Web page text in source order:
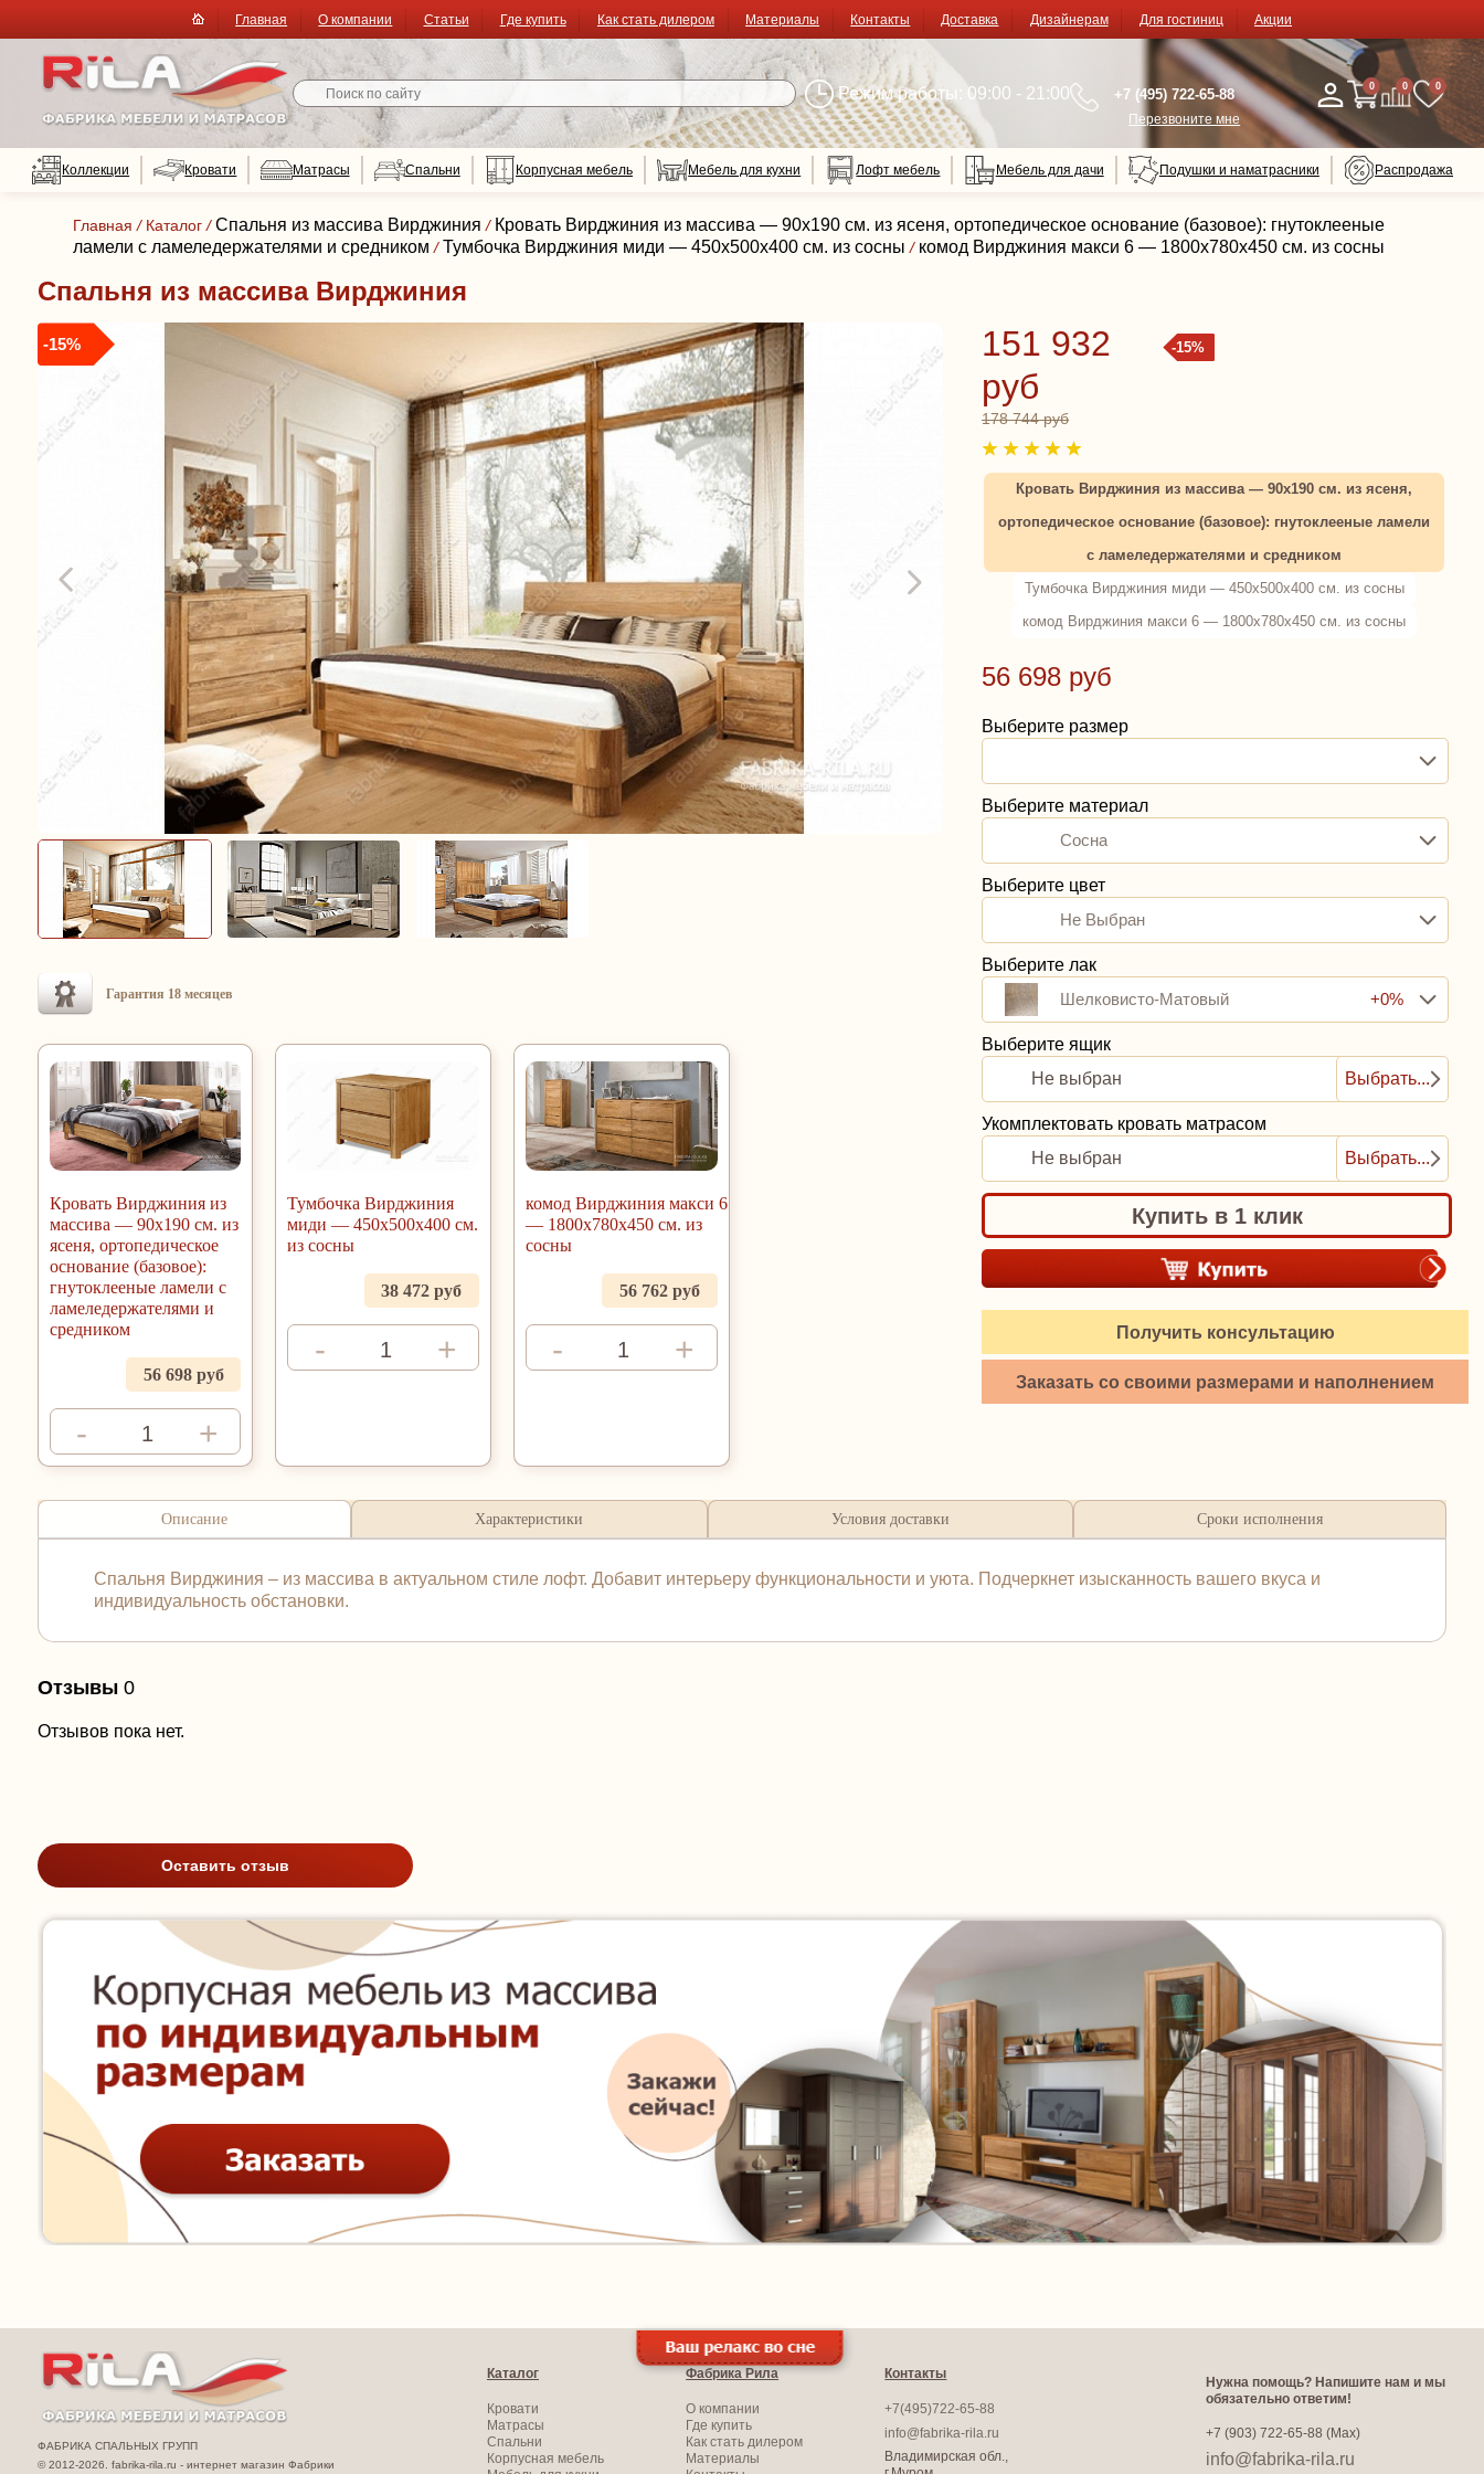
Главная О компании Статьи Где купить Как стать дилером Материалы Контакты Доставка Дизайнерам Для гостиниц Акции
Режим работы: 09:00 - 21:00 +7 (495) 722-65-88
Перезвоните мне
0 0 0
Коллекции Кровати Матрасы Спальни Корпусная мебель Мебель для кухни Лофт мебель Мебель для дачи Подушки и наматрасники Распродажа
Главная / Каталог / Спальня из массива Вирджиния / Кровать Вирджиния из массива — 90x190 см. из ясеня, ортопедическое основание (базовое): гнутоклееные
ламели с ламеледержателями и средником / Тумбочка Вирджиния миди — 450х500х400 см. из сосны / комод Вирджиния макси 6 — 1800x780x450 см. из сосны
Спальня из массива Вирджиния
-15%
Гарантия 18 месяцев
Кровать Вирджиния из
массива — 90x190 см. из
ясеня, ортопедическое
основание (базовое):
гнутоклееные ламели с
ламеледержателями и
средником
56 698 руб
- +
Тумбочка Вирджиния
миди — 450х500х400 см.
из сосны
38 472 руб
- +
комод Вирджиния макси 6
— 1800x780x450 см. из
сосны
56 762 руб
- +
-15%
151 932
руб
178 744 руб
Кровать Вирджиния из массива — 90x190 см. из ясеня,
ортопедическое основание (базовое): гнутоклееные ламели
с ламеледержателями и средником
Тумбочка Вирджиния миди — 450х500х400 см. из сосны
комод Вирджиния макси 6 — 1800x780x450 см. из сосны
56 698 руб
Выберите размер
Выберите материал
Сосна
Выберите цвет
Не Выбран
Выберите лак
Шелковисто-Матовый
+0%
Выберите ящик
Не выбран
Выбрать...
Укомплектовать кровать матрасом
Не выбран
Выбрать...
Купить в 1 клик
Получить консультацию
Заказать со своими размерами и наполнением
Описание Характеристики Условия доставки Сроки исполнения
Спальня Вирджиния – из массива в актуальном стиле лофт. Добавит интерьеру функциональности и уюта. Подчеркнет изысканность вашего вкуса и
индивидуальность обстановки.
Отзывы 0
Отзывов пока нет.
Оставить отзыв
ФАБРИКА СПАЛЬНЫХ ГРУПП
© 2012-2026. fabrika-rila.ru - интернет магазин Фабрики
Каталог
Кровати
Матрасы
Спальни
Корпусная мебель
Фабрика Рила
О компании
Где купить
Как стать дилером
Материалы
Контакты
+7(495)722-65-88
info@fabrika-rila.ru
Владимирская обл.,
Нужна помощь? Напишите нам и мы
обязательно ответим!
+7 (903) 722-65-88 (Max)
info@fabrika-rila.ru